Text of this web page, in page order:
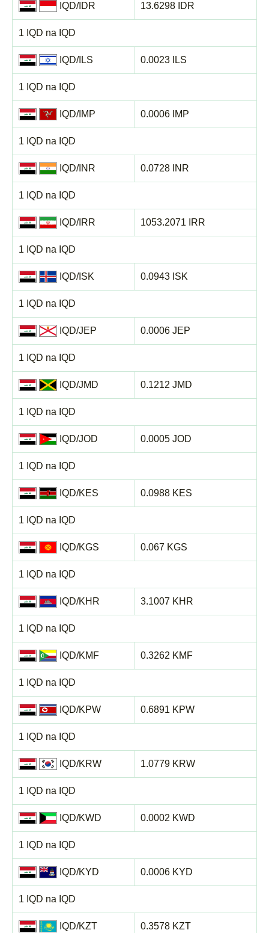
IQD/IDR
1 IQD na IQD
13.6298 IDR
IQD/ILS
1 IQD na IQD
0.0023 ILS
IQD/IMP
1 IQD na IQD
0.0006 IMP
IQD/INR
1 IQD na IQD
0.0728 INR
IQD/IRR
1 IQD na IQD
1053.2071 IRR
IQD/ISK
1 IQD na IQD
0.0943 ISK
IQD/JEP
1 IQD na IQD
0.0006 JEP
IQD/JMD
1 IQD na IQD
0.1212 JMD
IQD/JOD
1 IQD na IQD
0.0005 JOD
IQD/KES
1 IQD na IQD
0.0988 KES
IQD/KGS
1 IQD na IQD
0.067 KGS
IQD/KHR
1 IQD na IQD
3.1007 KHR
IQD/KMF
1 IQD na IQD
0.3262 KMF
IQD/KPW
1 IQD na IQD
0.6891 KPW
IQD/KRW
1 IQD na IQD
1.0779 KRW
IQD/KWD
1 IQD na IQD
0.0002 KWD
IQD/KYD
1 IQD na IQD
0.0006 KYD
IQD/KZT 0.3578 KZT